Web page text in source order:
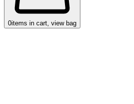
0items in cart, view bag